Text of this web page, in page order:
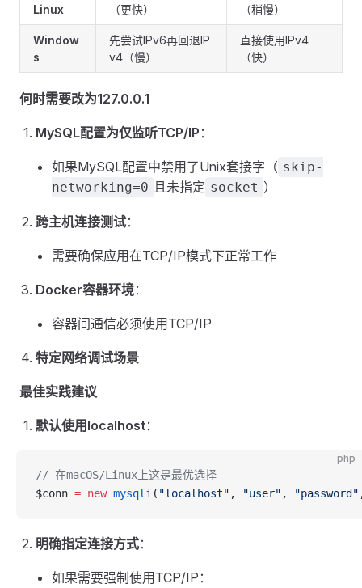
Linux
（更快）
（稍慢）
Window
s
先尝试IPv6再回退IP
v4（慢）
直接使用IPv4
（快）
何时需要改为127.0.0.1
MySQL配置为仅监听TCP/IP ：
如果MySQL配置中禁用了Unix套接字（ skip-
networking=0 且未指定 socket ）
跨主机连接测试：
需要确保应用在TCP/IP模式下正常工作
Docker容器环境：
容器间通信必须使用TCP/IP
特定网络调试场景
最佳实践建议
默认使用localhost：
php
// 在macOS/Linux上这是最优选择
$conn = new mysqli ( "localhost" , "user" , "password"
明确指定连接方式：
如果需要强制使用TCP/IP：